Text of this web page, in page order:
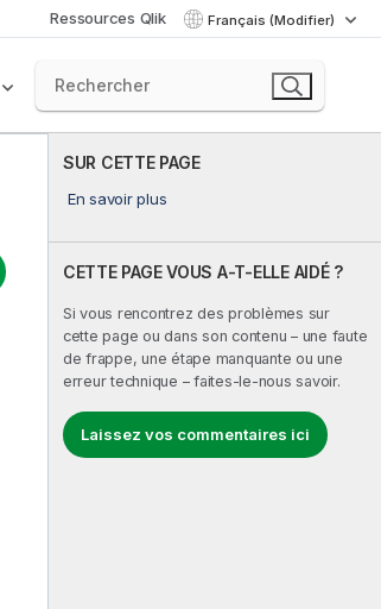
Ressources Qlik Français (Modifier)
SUR CETTE PAGE
En savoir plus
CETTE PAGE VOUS A-T-ELLE AIDÉ ?
Si vous rencontrez des problèmes sur
cette page ou dans son contenu – une faute
de frappe, une étape manquante ou une
erreur technique – faites-le-nous savoir.
Laissez vos commentaires ici